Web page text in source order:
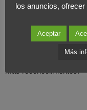
En Foromarketing
premio, una
empresa matrizRMG
más reconocimientos.
los anuncios,
Aceptar
Más